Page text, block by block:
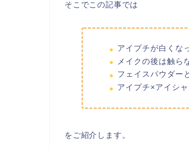
そこでこの記事では
アイプチが白くな
メイクの後は触ら
フェイスパウダー
アイプチ×アイシ
をご紹介します。